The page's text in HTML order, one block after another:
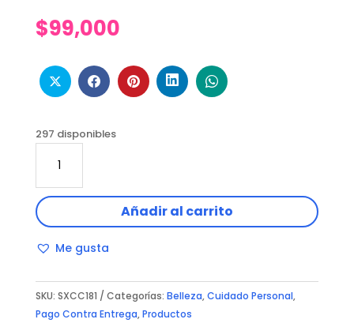
$99,000
297 disponibles
Cabello
Automático
Inalámbrico
cantidad
Añadir al carrito
Me gusta
SKU: SXCC181 Categorías: Belleza,Cuidado Personal,
Pago Contra Entrega,Productos